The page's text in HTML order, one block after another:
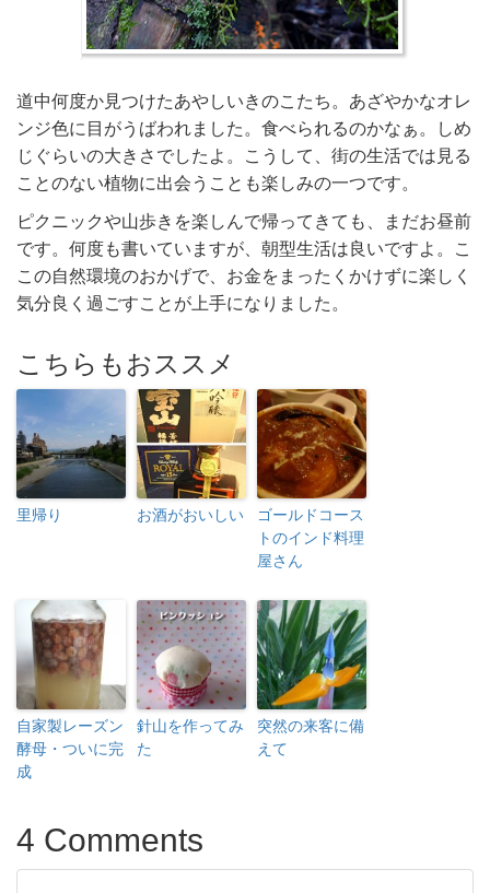
道中何度か見つけたあやしいきのこたち。あざやかなオレ
ンジ色に目がうばわれました。食べられるのかなぁ。しめ
じぐらいの大きさでしたよ。こうして、街の生活では見る
ことのない植物に出会うことも楽しみの一つです。
ピクニックや山歩きを楽しんで帰ってきても、まだお昼前
です。何度も書いていますが、朝型生活は良いですよ。こ
この自然環境のおかげで、お金をまったくかけずに楽しく
気分良く過ごすことが上手になりました。
こちらもおススメ
里帰り お酒がおいしい
ゴールドコース
トのインド料理
屋さん
自家製レーズン
酵母・ついに完
成
針山を作ってみ
た
突然の来客に備
えて
4 Comments